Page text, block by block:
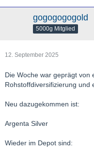
gogogogogold
5000g Mitglied
12. September 2025
Die Woche war geprägt von
Rohstoffdiversifizierung und
Neu dazugekommen ist:
Argenta Silver
Wieder im Depot sind: